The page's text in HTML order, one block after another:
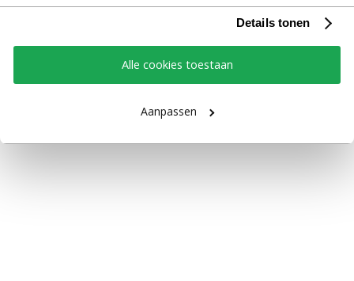
Details tonen
Alle cookies toestaan
Aanpassen